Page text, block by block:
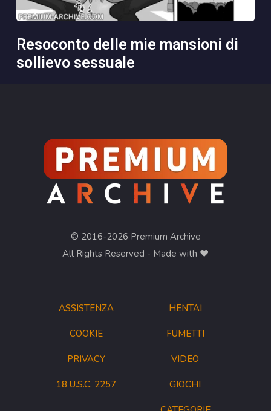
resoconto delle mie mansioni di
sollievo sessuale
ASSISTENZA
COOKIE
PRIVACY
18 U.S.C. 2257
© 2016-2026 Premium Archive
All Rights Reserved - Made with ❤︎
HENTAI
FUMETTI
VIDEO
GIOCHI